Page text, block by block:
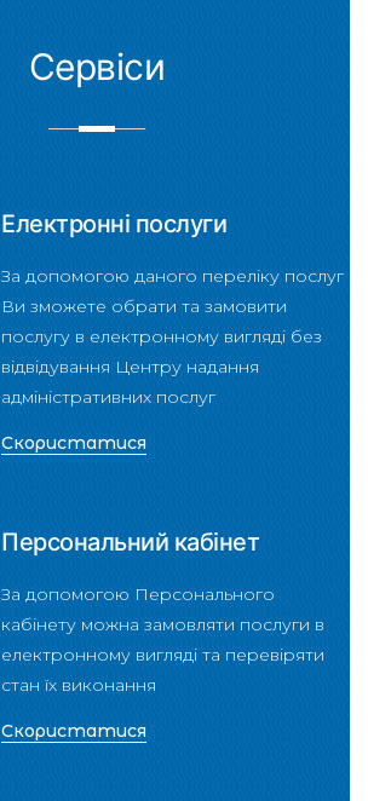
Сервіси
Електронні послуги
За допомогою даного переліку послуг
Ви зможете обрати та замовити
послугу в електронному вигляді без
відвідування Центру надання
адміністративних послуг
Скористатися
Персональний кабінет
За допомогою Персонального
кабінету можна замовляти послуги в
електронному вигляді та перевіряти
стан їх виконання
Скористатися